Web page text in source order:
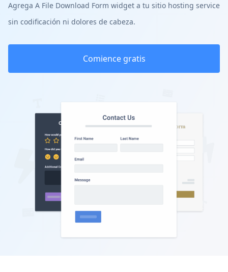
Agrega A File Download Form widget a tu sitio hosting service
sin codificación ni dolores de cabeza.
Comience gratis